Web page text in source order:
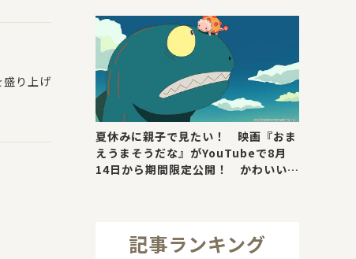
盛り上げ
夏休みに親子で見たい！ 映画『おま
えうまそうだな』がYouTubeで8月
14日から期間限定公開！ かわいい＆
記事ランキング